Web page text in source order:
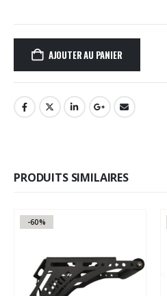
AJOUTER AU PANIER
PRODUITS SIMILAIRES
-60%